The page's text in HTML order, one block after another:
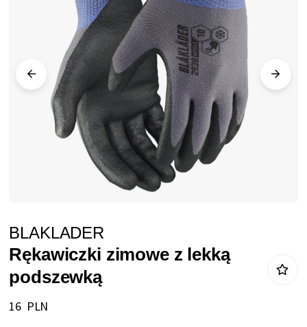
na
początek
galerii
BLAKLADER
Rękawiczki zimowe z lekką
podszewką
16 PLN